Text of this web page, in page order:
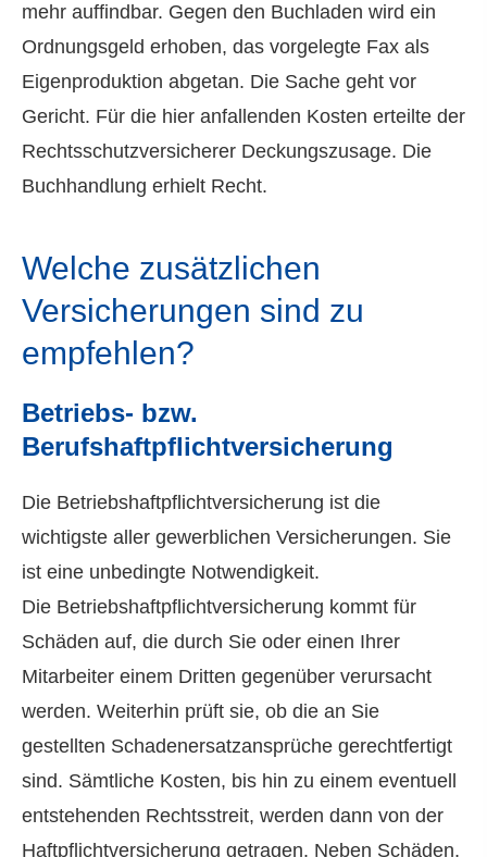
mehr auffindbar. Gegen den Buchladen wird ein
Ordnungsgeld erhoben, das vorgelegte Fax als
Eigenproduktion abgetan. Die Sache geht vor
Gericht. Für die hier anfallenden Kosten erteilte der
Rechtsschutzversicherer Deckungszusage. Die
Buchhandlung erhielt Recht.
Welche zusätzlichen
Versicherungen sind zu
empfehlen?
Betriebs- bzw.
Berufshaftpflichtversicherung
Die Betriebshaftpflichtversicherung ist die
wichtigste aller gewerblichen Versicherungen. Sie
ist eine unbedingte Notwendigkeit.
Die Betriebshaftpflichtversicherung kommt für
Schäden auf, die durch Sie oder einen Ihrer
Mitarbeiter einem Dritten gegenüber verursacht
werden. Weiterhin prüft sie, ob die an Sie
gestellten Schadenersatzansprüche gerechtfertigt
sind. Sämtliche Kosten, bis hin zu einem eventuell
entstehenden Rechtsstreit, werden dann von der
Haft­pflichtversicherung getragen. Neben Schäden,